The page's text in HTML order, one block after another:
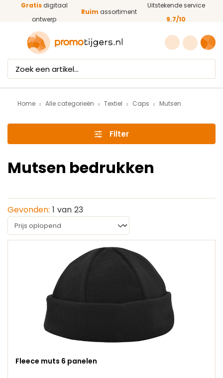
Ga naar de hoofdinhoud
Gratisdigitaal
ontwerp
Ruim assortiment
Uitstekende service
9.7/10
Home Alle categorieën Textiel Caps Mutsen
Filter
Mutsen bedrukken
Gevonden: 1 van 23
Fleece muts 6 panelen